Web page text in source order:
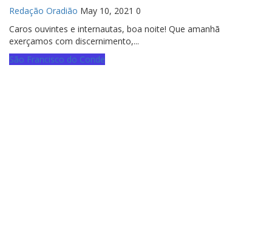
Redação Oradião May 10, 2021 0
Caros ouvintes e internautas, boa noite! Que amanhã
exerçamos com discernimento,...
São Francisco do Conde